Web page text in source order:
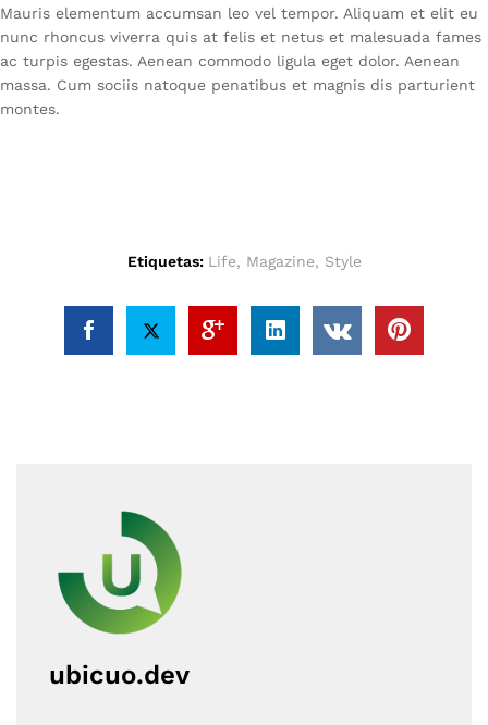
Mauris elementum accumsan leo vel tempor. Aliquam et elit eu
nunc rhoncus viverra quis at felis et netus et malesuada fames
ac turpis egestas. Aenean commodo ligula eget dolor. Aenean
massa. Cum sociis natoque penatibus et magnis dis parturient
montes.
Etiquetas: Life, Magazine, Style
ubicuo.dev